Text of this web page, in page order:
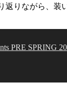
りながら、装
PRE SPRING